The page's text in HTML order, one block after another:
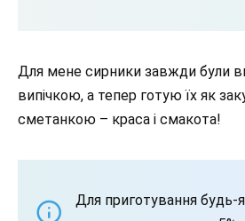
Для мене сирники завжди були
випічкою, а тепер готую їх як
сметанкою – краса і смакота!
Для приготування будь-